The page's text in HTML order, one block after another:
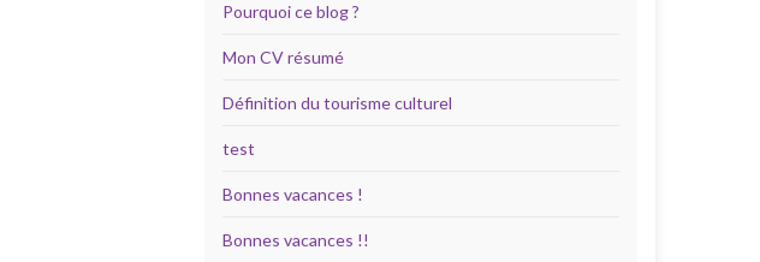
Pourquoi ce blog ?
Mon CV résumé
Définition du tourisme culturel
test
Bonnes vacances !
Bonnes vacances !!